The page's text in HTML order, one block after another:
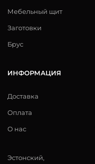
Мебельный щит
Заготовки
Брус
ИНФОРМАЦИЯ
Доставка
Оплата
О нас
Эстонский,